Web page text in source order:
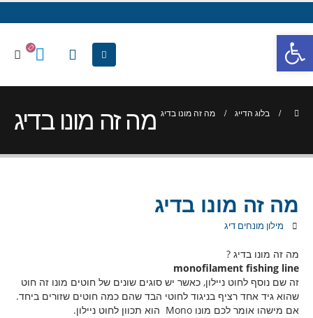
פתח סרגל נגישות
מה זה מונו בדיג בלוג הדייג מה זה מונו בדיג
מה זה מונו בדיג
מילון מונחים דיג
מה זה מונו בדיג ?
monofilament fishing line
זה שם נוסף לחוט ניילון, כאשר יש סוגים שונים של חוטים מונו זה חוט
שהוא גיד אחד רציף בניגוד לחוטי הבד שהם כמה חוטים שזורים ביחד.
אם מישהו אומר לכם מונו Mono הוא תכוון לחוט ניילון.